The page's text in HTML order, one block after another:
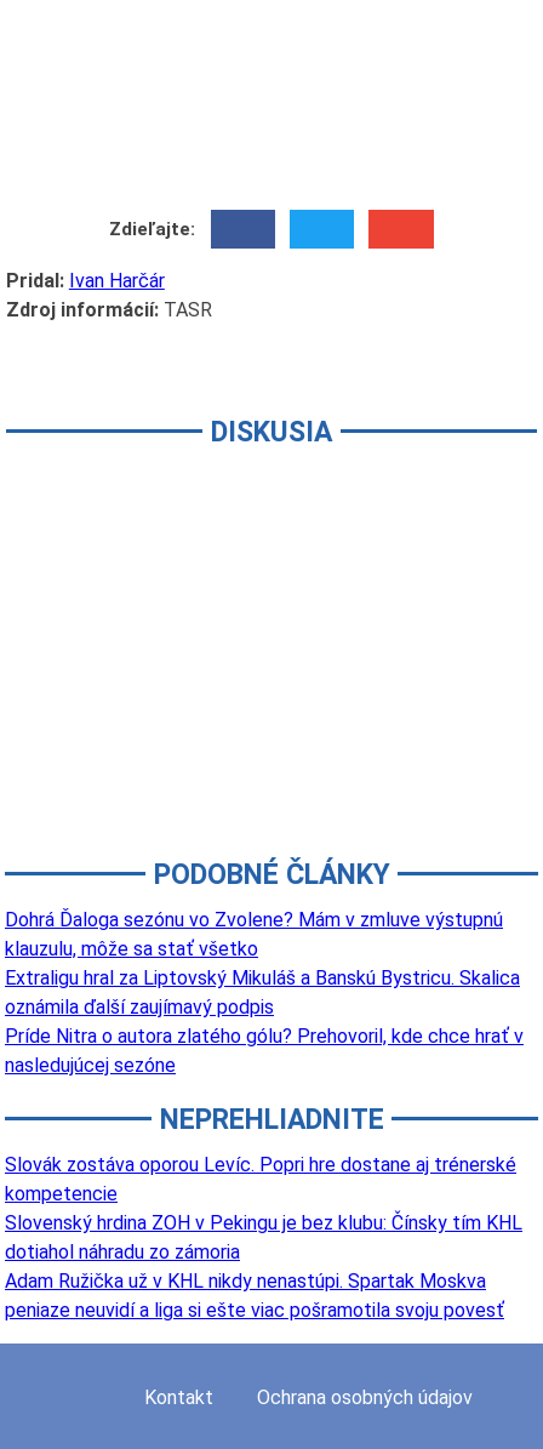
Zdieľajte:
Pridal: Ivan Harčár
Zdroj informácií:TASR
DISKUSIA
PODOBNÉ ČLÁNKY
Dohrá Ďaloga sezónu vo Zvolene? Mám v zmluve výstupnú
klauzulu, môže sa stať všetko
Extraligu hral za Liptovský Mikuláš a Banskú Bystricu. Skalica
oznámila ďalší zaujímavý podpis
Príde Nitra o autora zlatého gólu? Prehovoril, kde chce hrať v
nasledujúcej sezóne
NEPREHLIADNITE
Slovák zostáva oporou Levíc. Popri hre dostane aj trénerské
kompetencie
Slovenský hrdina ZOH v Pekingu je bez klubu: Čínsky tím KHL
dotiahol náhradu zo zámoria
Adam Ružička už v KHL nikdy nenastúpi. Spartak Moskva
peniaze neuvidí a liga si ešte viac pošramotila svoju povesť
Kontakt Ochrana osobných údajov